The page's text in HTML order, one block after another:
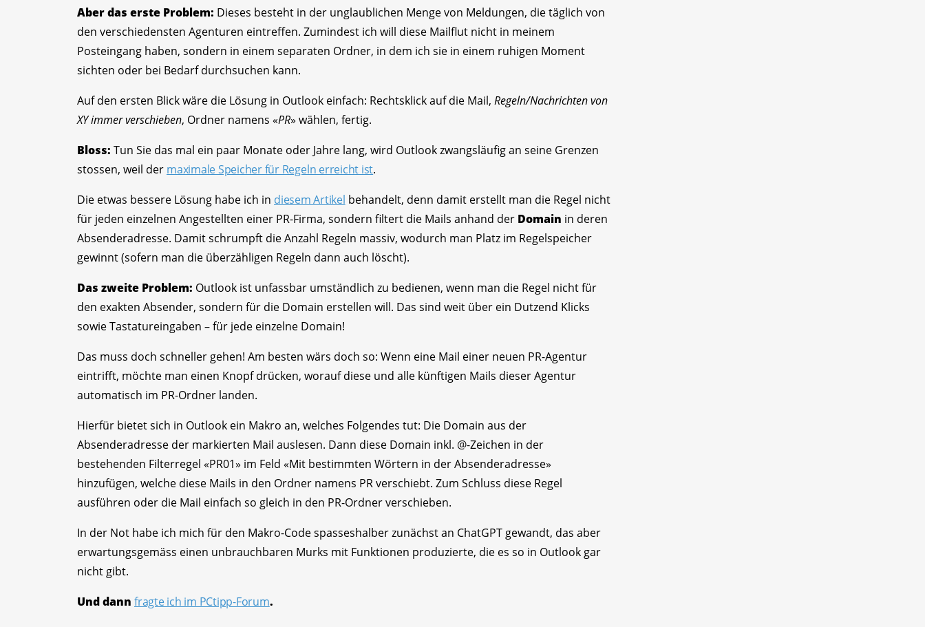
Aber das erste Problem: Dieses besteht in der unglaublichen Menge von Meldungen, die täglich von
den verschiedensten Agenturen eintreffen. Zumindest ich will diese Mailflut nicht in meinem
Posteingang haben, sondern in einem separaten Ordner, in dem ich sie in einem ruhigen Moment
sichten oder bei Bedarf durchsuchen kann.
Auf den ersten Blick wäre die Lösung in Outlook einfach: Rechtsklick auf die Mail, Regeln/Nachrichten von
XY immer verschieben, Ordner namens «PR» wählen, fertig.
Bloss: Tun Sie das mal ein paar Monate oder Jahre lang, wird Outlook zwangsläufig an seine Grenzen
stossen, weil der maximale Speicher für Regeln erreicht ist.
Die etwas bessere Lösung habe ich in diesem Artikel behandelt, denn damit erstellt man die Regel nicht
für jeden einzelnen Angestellten einer PR-Firma, sondern filtert die Mails anhand der Domain in deren
Absenderadresse. Damit schrumpft die Anzahl Regeln massiv, wodurch man Platz im Regelspeicher
gewinnt (sofern man die überzähligen Regeln dann auch löscht).
Das zweite Problem: Outlook ist unfassbar umständlich zu bedienen, wenn man die Regel nicht für
den exakten Absender, sondern für die Domain erstellen will. Das sind weit über ein Dutzend Klicks
sowie Tastatureingaben – für jede einzelne Domain!
Das muss doch schneller gehen! Am besten wärs doch so: Wenn eine Mail einer neuen PR-Agentur
eintrifft, möchte man einen Knopf drücken, worauf diese und alle künftigen Mails dieser Agentur
automatisch im PR-Ordner landen.
Hierfür bietet sich in Outlook ein Makro an, welches Folgendes tut: Die Domain aus der
Absenderadresse der markierten Mail auslesen. Dann diese Domain inkl. @-Zeichen in der
bestehenden Filterregel «PR01» im Feld «Mit bestimmten Wörtern in der Absenderadresse»
hinzufügen, welche diese Mails in den Ordner namens PR verschiebt. Zum Schluss diese Regel
ausführen oder die Mail einfach so gleich in den PR-Ordner verschieben.
In der Not habe ich mich für den Makro-Code spasseshalber zunächst an ChatGPT gewandt, das aber
erwartungsgemäss einen unbrauchbaren Murks mit Funktionen produzierte, die es so in Outlook gar
nicht gibt.
Und dann fragte ich im PCtipp-Forum.